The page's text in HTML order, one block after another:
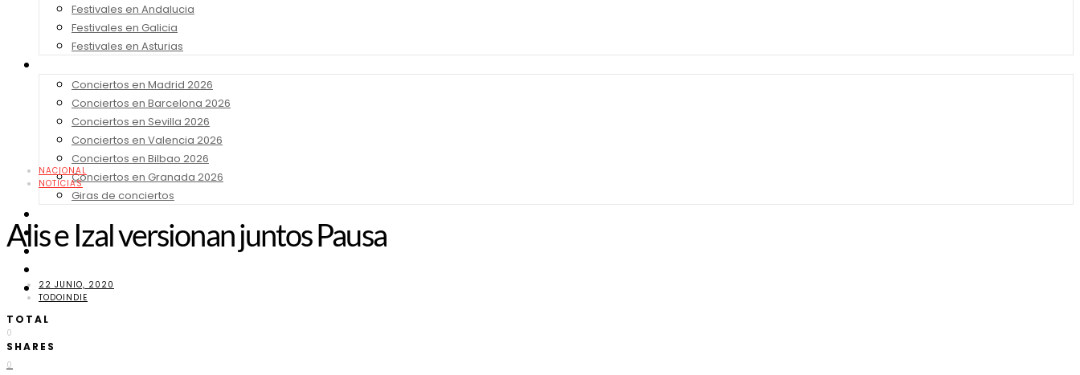
Festivales en Andalucia
Festivales en Galicia
Festivales en Asturias
Conciertos en Madrid 2026
Conciertos en Barcelona 2026
Conciertos en Sevilla 2026
Conciertos en Valencia 2026
Conciertos en Bilbao 2026
Conciertos en Granada 2026
Giras de conciertos
Bandas Sonoras
Series y Tv
Contacto
NACIONAL
NOTICIAS
Alis e Izal versionan juntos Pausa
22 JUNIO, 2020
TODOINDIE
TOTAL
0
SHARES
0